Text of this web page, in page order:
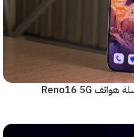
شركة Oppo تكشف النقاب عن سلسلة هواتف Reno16 5G